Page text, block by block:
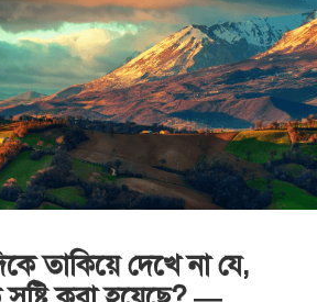
তাকিয়ে দেখে না যে,